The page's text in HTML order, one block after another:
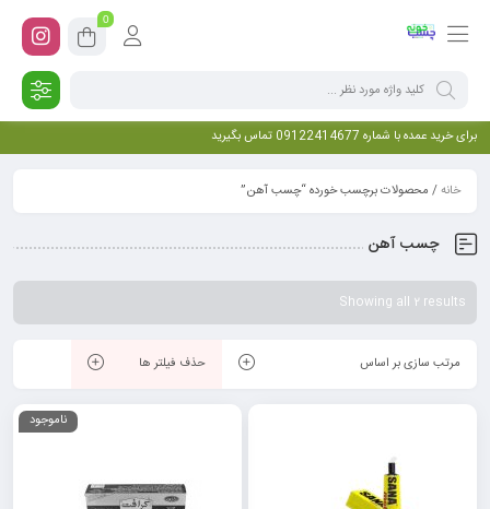
0
برای خرید عمده با شماره 09122414677 تماس بگیرید
خانه/ محصولات برچسب خورده “چسب آهن”
چسب آهن
Showing all 2 results
مرتب سازی بر اساس حذف فیلتر ها
ناموجود